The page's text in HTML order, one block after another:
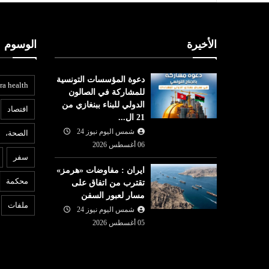
الأخيرة
دعوة المؤسسات التونسية
للمشاركة في الصالون
الدولي للبناء ببنغازي من
21 ال...
شمس اليوم نيوز 24
06 أغسطس 2026
ايران : مفاوضات «هرمز»
تقترب من اتفاق على
مسار لعبور السفن
شمس اليوم نيوز 24
05 أغسطس 2026
الوسوم
health
افتصاد
الصحة،
سفر
محكمة
ملفات
05 أغسطس
عربي ودولي
شمس اليوم نيوز 24
05 أغسطس
2026
لجنة برلمانية هندية تطالب
زوكربرغ بالاعتذار بعد حذف ميتا
فيديو لمودي